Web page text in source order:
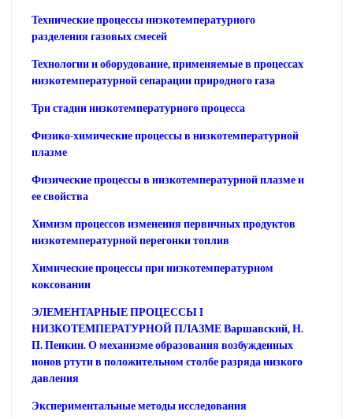
Технические процессы низкотемпературного
разделения газовых смесей
Технологии и оборудование, применяемые в процессах
низкотемпературной сепарации природного газа
Три стадии низкотемпературного процесса
Физико-химические процессы в низкотемпературной
плазме
Физические процессы в низкотемпературной плазме и
ее свойства
Химизм процессов изменения первичных продуктов
низкотемпературной перегонки топлив
Химические процессы при низкотемпературном
коксовании
ЭЛЕМЕНТАРНЫЕ ПРОЦЕССЫ I
НИЗКОТЕМПЕРАТУРНОЙ ПЛАЗМЕ Варшавский, Н.
П. Пенкин. О механизме образования возбужденных
ионов ртути в положительном столбе разряда низкого
давления
Экспериментальные методы исследования